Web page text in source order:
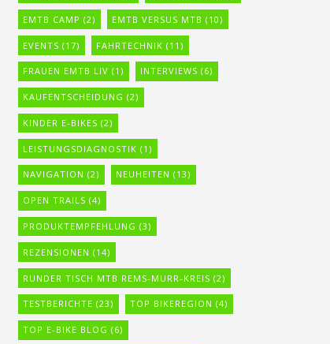
EMTB CAMP (2) EMTB VERSUS MTB (10)
EVENTS (17) FAHRTECHNIK (11)
FRAUEN EMTB LIV (1) INTERVIEWS (6)
KAUFENTSCHEIDUNG (2)
KINDER E-BIKES (2)
LEISTUNGSDIAGNOSTIK (1)
NAVIGATION (2) NEUHEITEN (13)
OPEN TRAILS (4)
PRODUKTEMPFEHLUNG (3)
REZENSIONEN (14)
RUNDER TISCH MTB REMS-MURR-KREIS (2)
TESTBERICHTE (23) TOP BIKEREGION (4)
TOP E-BIKE BLOG (6)